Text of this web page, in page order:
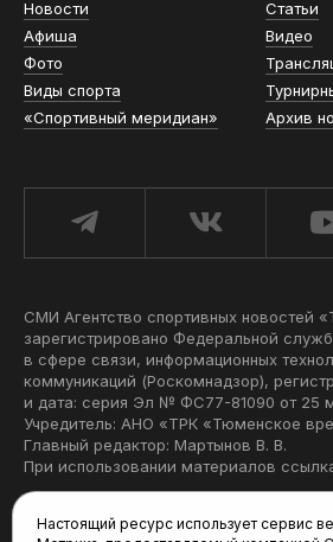
Новости
Статьи
Афиша
Видео
Фото
Виды спорта
«Спортивный меридиан»
Архив
СМИ Агентство спортивных новостей
зарегистрировано Федеральной
в сфере связи, информационных
коммуникаций (Роскомнадзор),
и дата: серия Эл № ФС77-81090 от 25
Учредитель: АНО «ТРК «Тюменское
Главный редактор: Мартынов В. В.
При использовании материалов
Настоящий ресурс использует сервис